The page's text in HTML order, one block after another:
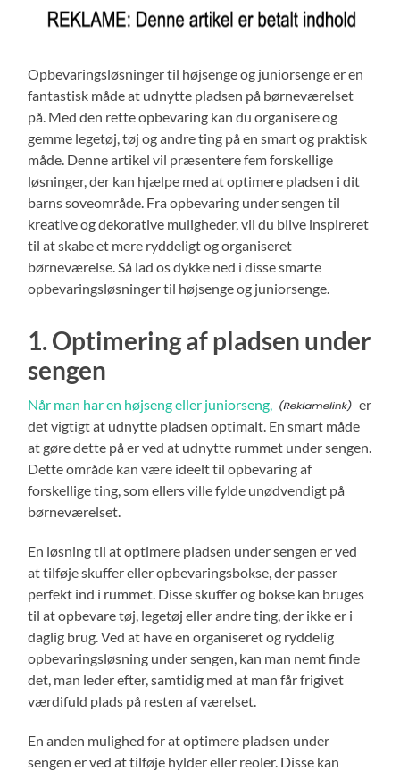
Opbevaringsløsninger til højsenge og juniorsenge er en
fantastisk måde at udnytte pladsen på børneværelset
på. Med den rette opbevaring kan du organisere og
gemme legetøj, tøj og andre ting på en smart og praktisk
måde. Denne artikel vil præsentere fem forskellige
løsninger, der kan hjælpe med at optimere pladsen i dit
barns soveområde. Fra opbevaring under sengen til
kreative og dekorative muligheder, vil du blive inspireret
til at skabe et mere ryddeligt og organiseret
børneværelse. Så lad os dykke ned i disse smarte
opbevaringsløsninger til højsenge og juniorsenge.
1. Optimering af pladsen under
sengen
Når man har en højseng eller juniorseng,
er
det vigtigt at udnytte pladsen optimalt. En smart måde
at gøre dette på er ved at udnytte rummet under sengen.
Dette område kan være ideelt til opbevaring af
forskellige ting, som ellers ville fylde unødvendigt på
børneværelset.
En løsning til at optimere pladsen under sengen er ved
at tilføje skuffer eller opbevaringsbokse, der passer
perfekt ind i rummet. Disse skuffer og bokse kan bruges
til at opbevare tøj, legetøj eller andre ting, der ikke er i
daglig brug. Ved at have en organiseret og ryddelig
opbevaringsløsning under sengen, kan man nemt finde
det, man leder efter, samtidig med at man får frigivet
værdifuld plads på resten af værelset.
En anden mulighed for at optimere pladsen under
sengen er ved at tilføje hylder eller reoler. Disse kan